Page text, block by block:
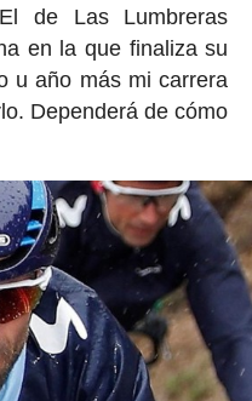
de Las Lumbreras
en la que finaliza su
u año más mi carrera
Dependerá de cómo